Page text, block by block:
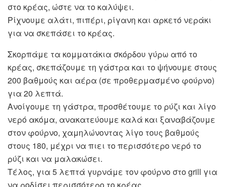
στο κρέας, ώστε να το καλύψει.
Ρίχνουμε αλάτι, πιπέρι, ρίγανη και αρκετό νεράκι
για να σκεπάσει το κρέας.
Σκορπάμε τα κομματάκια σκόρδου γύρω από το
κρέας, σκεπάζουμε τη γάστρα και το ψήνουμε στους
200 βαθμούς και αέρα (σε προθερμασμένο φούρνο)
για 20 λεπτά.
Ανοίγουμε τη γάστρα, προσθέτουμε το ρύζι και λίγο
νερό ακόμα, ανακατεύουμε καλά και ξαναβάζουμε
στον φούρνο, χαμηλώνοντας λίγο τους βαθμούς
στους 180, μέχρι να πιει το περισσότερο νερό το
ρύζι και να μαλακώσει.
Τέλος, για 5 λεπτά γυρνάμε τον φούρνο στο grill για
να ροδίσει περισσότερο το κρέας.